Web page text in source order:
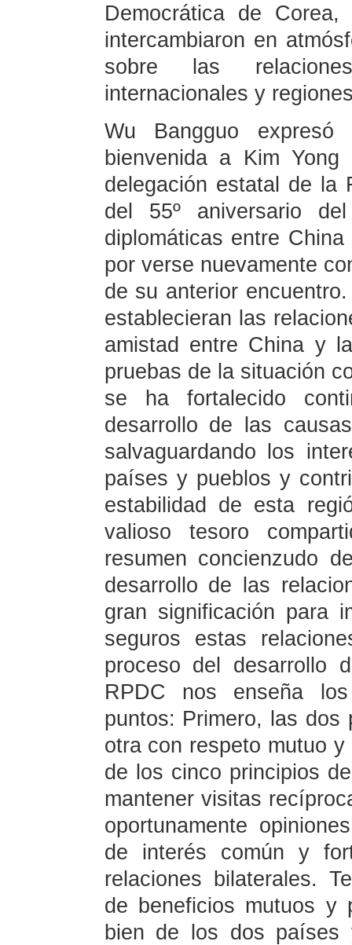
Democrática de
intercambiaron en
sobre las
internacionales y
Wu Bangguo
bienvenida a Kim
delegación estatal de la
del 55º aniversario
diplomáticas entre
por verse nuevamente
de su anterior
establecieran las
amistad entre China y
pruebas de la situación
se ha fortalecido
desarrollo de las
salvaguardando los
países y pueblos y
estabilidad de esta
valioso tesoro
resumen concienzudo
desarrollo de las
gran significación para
seguros estas
proceso del desarrollo
RPDC nos enseña
puntos: Primero, las
otra con respeto mutuo
de los cinco principios
mantener visitas
oportunamente
de interés común y
relaciones bilaterales.
de beneficios mutuos y
bien de los dos países